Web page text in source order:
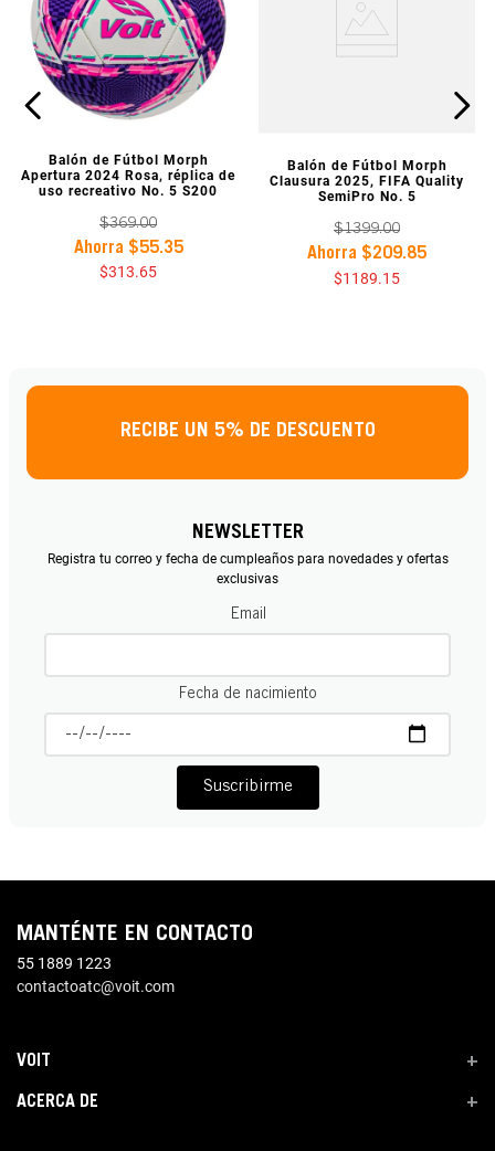
VISTA PREVIA
Balón de Fútbol Morph
Apertura 2024 Rosa, réplica de
uso recreativo No. 5 S200
$369.00
Ahorra $55.35
$313.65
VISTA PREVIA
Balón de Fútbol Morph
Clausura 2025, FIFA Quality
SemiPro No. 5
$1399.00
Ahorra $209.85
$1189.15
RECIBE UN 5% DE DESCUENTO
NEWSLETTER
Registra tu correo y fecha de cumpleaños para novedades y ofertas
exclusivas
Email
Fecha de nacimiento
Suscribirme
MANTÉNTE EN CONTACTO
55 1889 1223
contactoatc@voit.com
VOIT +
ACERCA DE +